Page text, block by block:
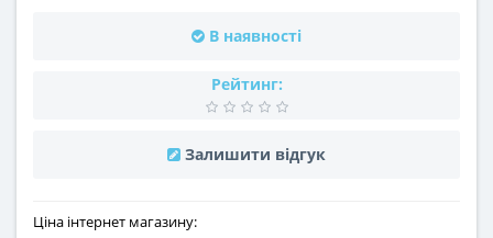
В наявності
Рейтинг:
Залишити відгук
Ціна інтернет магазину: